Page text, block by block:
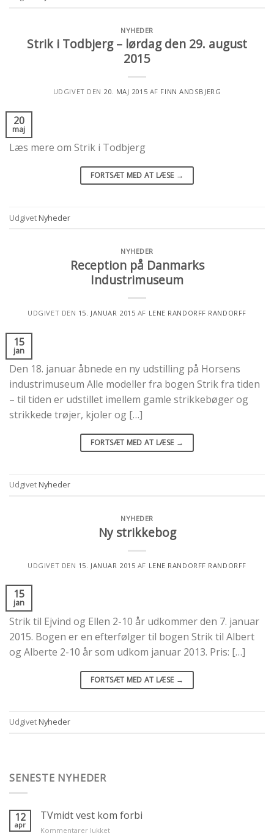
NYHEDER
Strik i Todbjerg – lørdag den 29. august
2015
UDGIVET DEN 20. MAJ 2015 AF FINN ANDSBJERG
20
maj
Læs mere om Strik i Todbjerg
FORTSÆT MED AT LÆSE →
Udgivet Nyheder
NYHEDER
Reception på Danmarks
Industrimuseum
UDGIVET DEN 15. JANUAR 2015 AF LENE RANDORFF RANDORFF
15
jan
Den 18. januar åbnede en ny udstilling på Horsens
industrimuseum Alle modeller fra bogen Strik fra tiden
– til tiden er udstillet imellem gamle strikkebøger og
strikkede trøjer, kjoler og […]
FORTSÆT MED AT LÆSE →
Udgivet Nyheder
NYHEDER
Ny strikkebog
UDGIVET DEN 15. JANUAR 2015 AF LENE RANDORFF RANDORFF
15
jan
Strik til Ejvind og Ellen 2-10 år udkommer den 7. januar
2015. Bogen er en efterfølger til bogen Strik til Albert
og Alberte 2-10 år som udkom januar 2013. Pris: […]
FORTSÆT MED AT LÆSE →
Udgivet Nyheder
SENESTE NYHEDER
12
apr
TVmidt vest kom forbi
Kommentarer lukket